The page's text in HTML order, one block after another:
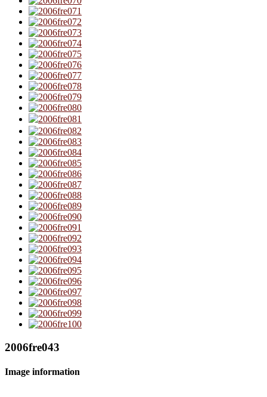
2006fre043
Image information